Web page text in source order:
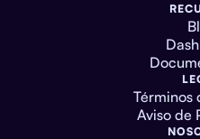
Términos
Aviso de